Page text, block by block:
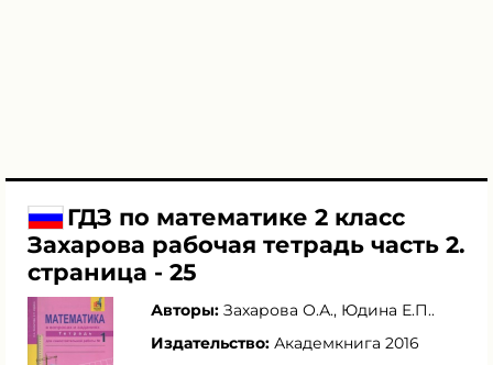
ГДЗ по математике 2 класс
Захарова рабочая тетрадь часть 2.
страница - 25
Авторы: Захарова О.А., Юдина Е.П..
Издательство: Академкнига 2016